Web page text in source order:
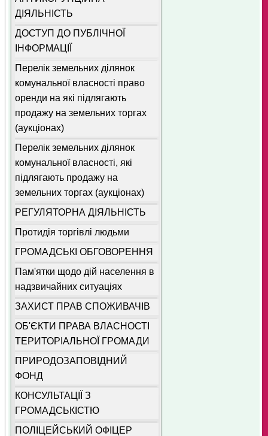
ДІЯЛЬНІСТЬ
ДОСТУП ДО ПУБЛІЧНОЇ
ІНФОРМАЦІЇ
Перелік земельних ділянок
комунальної власності право
оренди на які підлягають
продажу на земельних торгах
(аукціонах)
Перелік земельних ділянок
комунальної власності, які
підлягають продажу на
земельних торгах (аукціонах)
РЕГУЛЯТОРНА ДІЯЛЬНІСТЬ
Протидія торгівлі людьми
ГРОМАДСЬКІ ОБГОВОРЕННЯ
Пам'ятки щодо дій населення в
надзвичайних ситуаціях
ЗАХИСТ ПРАВ СПОЖИВАЧІВ
ОБ'ЄКТИ ПРАВА ВЛАСНОСТІ
ТЕРИТОРІАЛЬНОЇ ГРОМАДИ
ПРИРОДОЗАПОВІДНИЙ
ФОНД
КОНСУЛЬТАЦІЇ З
ГРОМАДСЬКІСТЮ
ПОЛІЦЕЙСЬКИЙ ОФІЦЕР